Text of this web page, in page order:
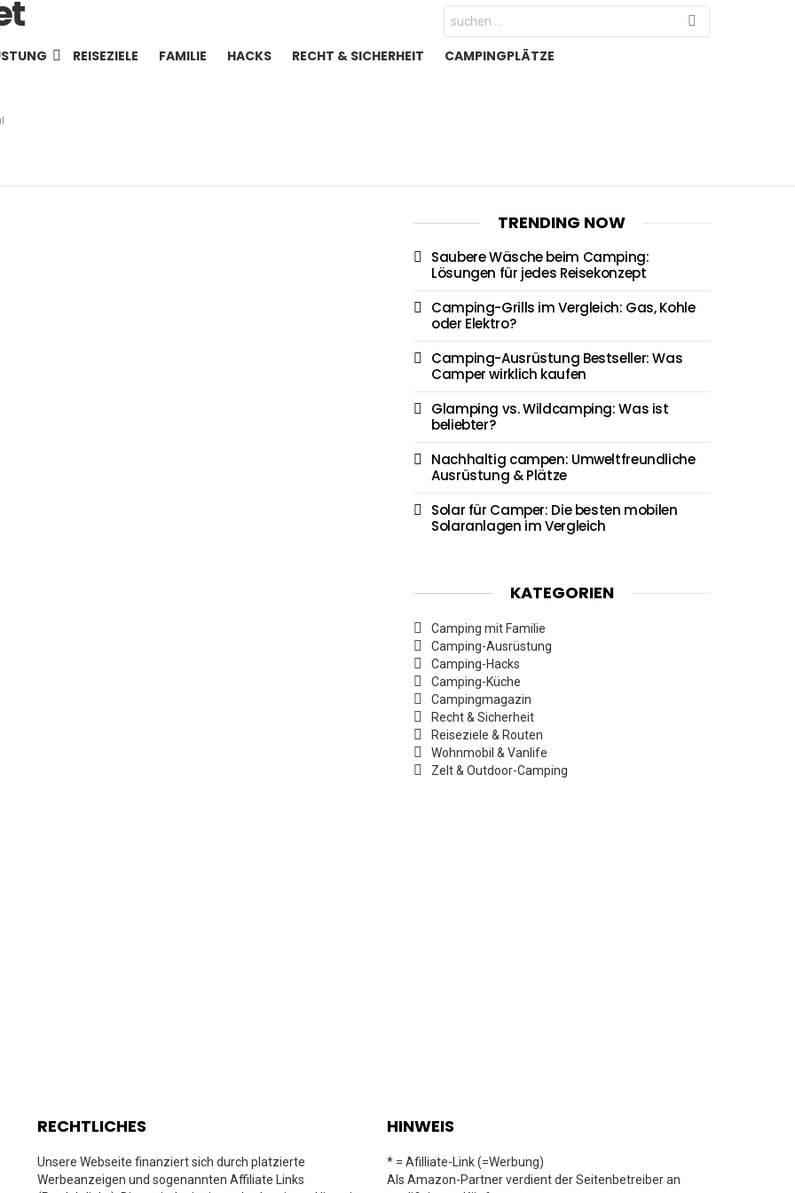
Search
for:
REISEZIELE FAMILIE HACKS RECHT & SICHERHEIT
CAMPINGPLÄTZE
TRENDING NOW
Saubere Wäsche beim Camping:
Lösungen für jedes Reisekonzept
Camping-Grills im Vergleich: Gas, Kohle
oder Elektro?
Camping-Ausrüstung Bestseller: Was
Camper wirklich kaufen
Glamping vs. Wildcamping: Was ist
beliebter?
Nachhaltig campen: Umweltfreundliche
Ausrüstung & Plätze
Solar für Camper: Die besten mobilen
Solaranlagen im Vergleich
KATEGORIEN
Camping mit Familie
Camping-Ausrüstung
Camping-Hacks
Camping-Küche
Campingmagazin
Recht & Sicherheit
Reiseziele & Routen
Wohnmobil & Vanlife
Zelt & Outdoor-Camping
RECHTLICHES
Unsere Webseite finanziert sich durch platzierte
Werbeanzeigen und sogenannten Affiliate Links
HINWEIS
* = Afilliate-Link (=Werbung)
Als Amazon-Partner verdient der Seitenbetreiber an